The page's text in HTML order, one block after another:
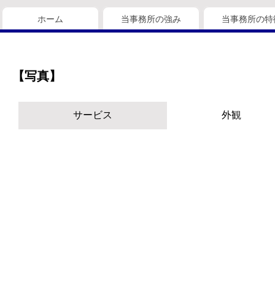
ホーム 当事務所の強み 当事務所の特
【写真】
サービス 外観